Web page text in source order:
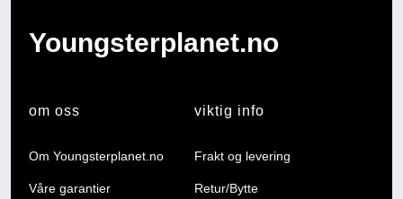
Youngsterplanet.no
om oss
Om Youngsterplanet.no
Våre garantier
viktig info
Frakt og levering
Retur/Bytte